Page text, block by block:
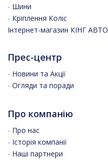
- Шини
- Кріплення Коліс
Інтернет-магазин КІНГ АВТО
Прес-центр
- Новини та Акції
- Огляди та поради
Про компанію
- Про нас
- Історія компанії
- Наші партнери